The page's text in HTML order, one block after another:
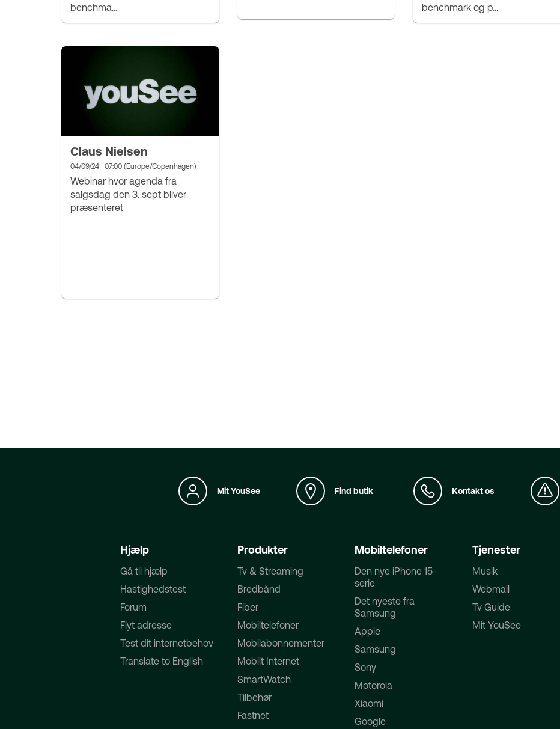
benchma...
benchmark og p...
Claus Nielsen
04/09/24 07:00 (Europe/Copenhagen)
Webinar hvor agenda fra
salgsdag den 3. sept bliver
præsenteret
Mit YouSee Find butik Kontakt os
Hjælp
Gå til hjælp
Hastighedstest
Forum
Flyt adresse
Test dit internetbehov
Translate to English
Produkter
Tv & Streaming
Bredbånd
Fiber
Mobiltelefoner
Mobilabonnementer
Mobilt Internet
SmartWatch
Tilbehør
Fastnet
Mobiltelefoner
Den nye iPhone 15-
serie
Det nyeste fra
Samsung
Apple
Samsung
Sony
Motorola
Xiaomi
Google
Tjenester
Musik
Webmail
Tv Guide
Mit YouSee